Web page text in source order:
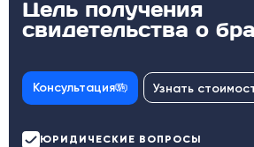
Цель получения
свидетельства о
Консультация Узнать
ЮРИДИЧЕСКИЕ ВОПРОСЫ